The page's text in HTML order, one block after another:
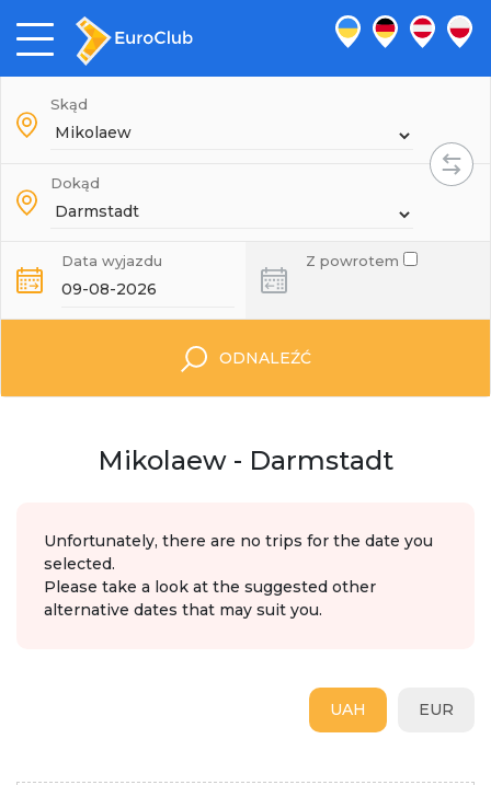
Skąd
Dokąd
Data wyjazdu Z powrotem
ODNALEŹĆ
Mikolaew - Darmstadt
Unfortunately, there are no trips for the date you
selected.
Please take a look at the suggested other
alternative dates that may suit you.
EUR
UAH